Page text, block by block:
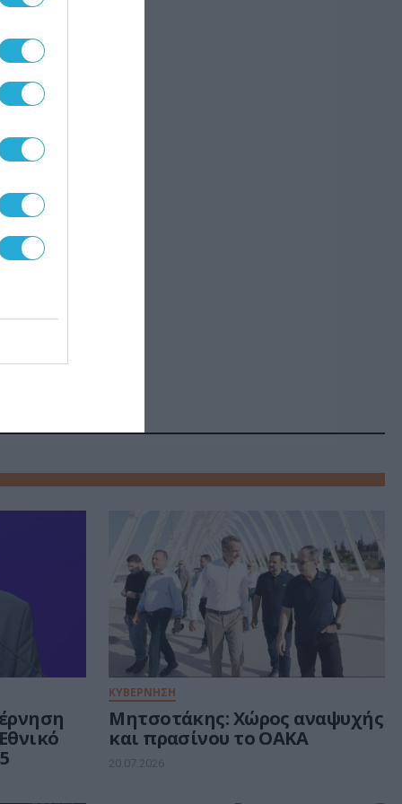
ΚΥΒΕΡΝΗΣΗ
Μητσοτάκης: Χώρος αναψυχής
και πρασίνου το ΟΑΚΑ
20.07.2026